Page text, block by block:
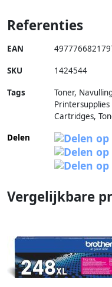
Referenties
EAN
SKU 1424544
Tags
Toner,
Cartridges,
Delen
Vergelijkbare